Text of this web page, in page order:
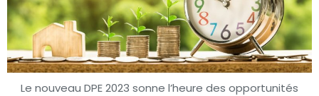
Le nouveau DPE 2023 sonne l’heure des opportunités